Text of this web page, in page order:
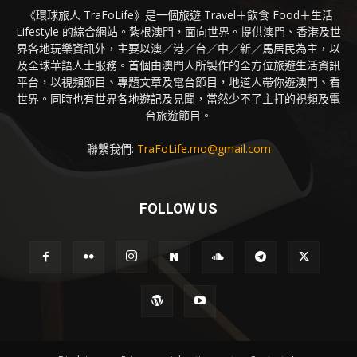
《環球旅人 TraFoLife》是一個旅遊 Travel＋飲食 Food＋生活
Lifestyle 的綜合網站。紮根澳門，面向世界。提供澳門、香港及世
界各地玩樂資訊外，主要以澳／港／台／中／新／馬居民為主，以
及全球華語人士服務。首個由澳門人所製作的全方位旅遊生活資訊
平台，以視頻節目、專題文章及電台節目，地道人帶你遊澳門、看
世界。同時也有世界各地遊記及見聞，當然少不了主打的視頻及電
台旅遊節目。
聯繫我們: TraFoLife.mo@gmail.com
FOLLOW US